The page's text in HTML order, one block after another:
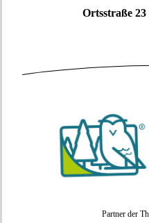
Ortsstraße
Partner der